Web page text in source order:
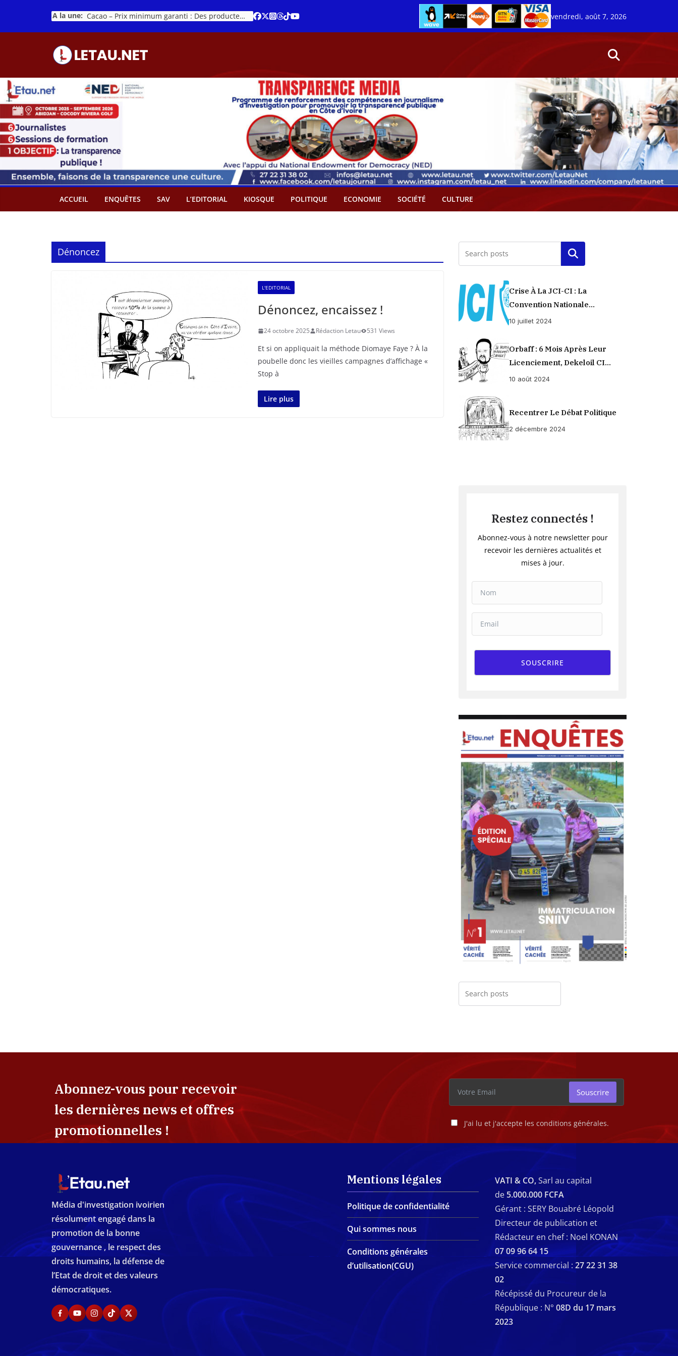
contenu
A la une: Cacao – Prix minimum garanti : Des producteurs demande son abandon vendredi, août 7, 2026
ACCUEIL ENQUÊTES SAV L’EDITORIAL KIOSQUE POLITIQUE ECONOMIE SOCIÉTÉ CULTURE
Dénoncez
L'EDITORIAL
Dénoncez, encaissez !
24 octobre 2025 Rédaction Letau 531 Views
Et si on appliquait la méthode Diomaye Faye ? À la
poubelle donc les vieilles campagnes d’affichage «
Stop à
Lire plus
Rechercher
Crise À La JCI-CI : La
Convention Nationale
Provisoirement Suspendue
10 juillet 2024
Orbaff : 6 Mois Après Leur
Licenciement, Dekeloil CI
Propose À Ses Ex-Ouvriers Un
10 août 2024
Recentrer Le Débat Politique
2 décembre 2024
Restez connectés !
Abonnez-vous à notre newsletter pour
recevoir les dernières actualités et
mises à jour.
SOUSCRIRE
Abonnez-vous pour recevoir
les dernières news et offres
promotionnelles !
J'ai lu et j'accepte les conditions générales.
Souscrire
Média d'investigation ivoirien
résolument engagé dans la
promotion de la bonne
gouvernance , le respect des
droits humains, la défense de
l’Etat de droit et des valeurs
démocratiques.
Mentions légales
Politique de confidentialité
Qui sommes nous
Conditions générales
d’utilisation(CGU)
VATI & CO,Sarl au capital
de 5.000.000 FCFA
Gérant : SERY Bouabré Léopold
Directeur de publication et
Rédacteur en chef : Noel KONAN
07 09 96 64 15
Service commercial : 27 22 31 38
02
Récépissé du Procureur de la
République : N° 08D du 17 mars
2023